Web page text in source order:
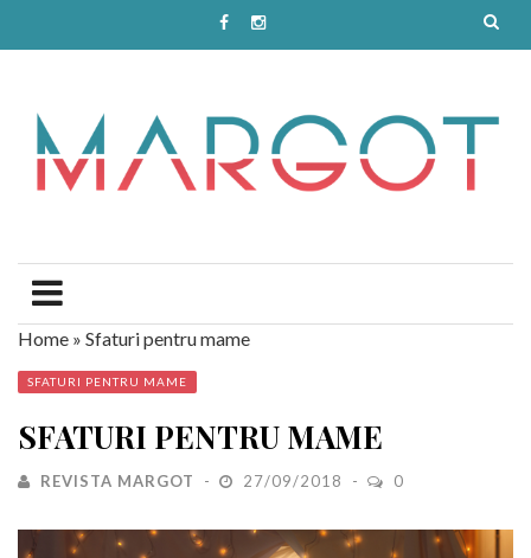
Home » Sfaturi pentru mame
SFATURI PENTRU MAME
SFATURI PENTRU MAME
REVISTA MARGOT 27/09/2018 0